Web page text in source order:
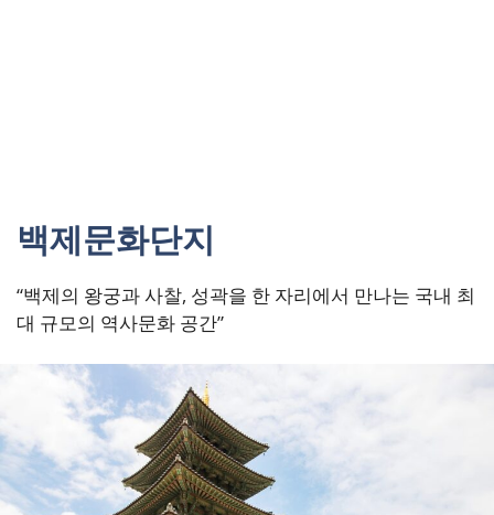
백제문화단지
“백제의 왕궁과 사찰, 성곽을 한 자리에서 만나는 국내 최
대 규모의 역사문화 공간”